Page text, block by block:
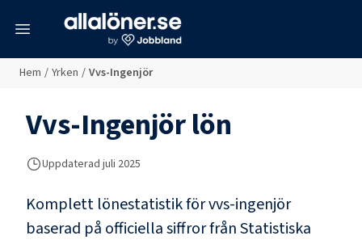
Hem / Yrken / Vvs-Ingenjör
Vvs-Ingenjörlön
Uppdaterad juli 2025
Komplett lönestatistik förvvs-ingenjör
baserad på officiella siffror från Statistiska